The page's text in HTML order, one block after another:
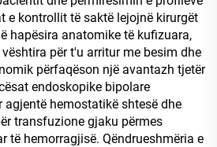
e kontrollit të saktë lejojnë kirurgët
hapësira anatomike të kufizuara,
për t'u arritur me besim dhe
përfaqëson një avantazh tjetër
endoskopike bipolare
agjentë hemostatikë shtesë dhe
transfuzione gjaku përmes
të hemorragjisë. Qëndrueshmëria e